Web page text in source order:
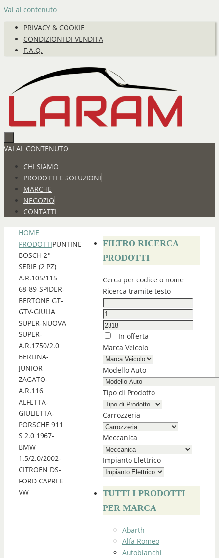
Vai al contenuto
PRIVACY & COOKIE
CONDIZIONI DI VENDITA
F.A.Q.
VAI AL CONTENUTO
CHI SIAMO
PRODOTTI E SOLUZIONI
MARCHE
NEGOZIO
CONTATTI
HOME
PRODOTTIPUNTINE
BOSCH 2°
SERIE (2 PZ)
A.R.105/115-
68-89-SPIDER-
BERTONE GT-
GTV-GIULIA
SUPER-NUOVA
SUPER-
A.R.1750/2.0
BERLINA-
JUNIOR
ZAGATO-
A.R.116
ALFETTA-
GIULIETTA-
PORSCHE 911
S 2.0 1967-
BMW
1.5/2.0/2002-
CITROEN DS-
FORD CAPRI E
VW
FILTRO RICERCA
PRODOTTI
Cerca per codice o nome
Ricerca tramite testo
In offerta
Marca Veicolo
Modello Auto
Tipo di Prodotto
Carrozzeria
Meccanica
Impianto Elettrico
TUTTI I PRODOTTI
PER MARCA
Abarth
Alfa Romeo
Autobianchi